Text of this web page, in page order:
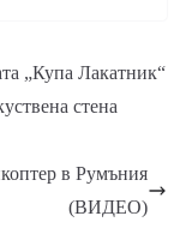
„Купа Лакатник“
стена
в Румъния
(ВИДЕО)